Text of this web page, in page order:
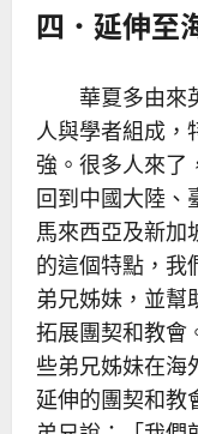
四．延伸至
華夏多由來
人與學者組成，
強。很多人來了
回到中國大陸、
馬來西亞及新加
的這個特點，我
弟兄姊妹，並幫
拓展團契和教會
些弟兄姊妹在海
延伸的團契和教